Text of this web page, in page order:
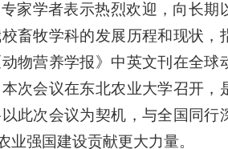
家学者表示热烈欢迎，向长期
畜牧学科的发展历程和现状，
物营养学报》中英文刊在全球
次会议在东北农业大学召开，
此次会议为契机，与全国同行
强国建设贡献更大力量。